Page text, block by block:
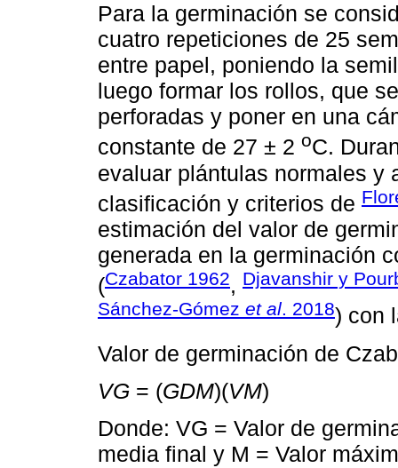
Para la germinación se
cuatro repeticiones de 25
entre papel, poniendo la
luego formar los rollos, que
perforadas y poner en una
constante de 27 ± 2 oC.
evaluar plántulas normales y
clasificación y criterios de
estimación del valor de
generada en la germinación
(Czabator 1962, Djavanshir y
Sánchez-Gómez et al. 2018) con
Valor de germinación de
VG = (GDM)(VM)
Donde: VG = Valor de
media final y M = Valor